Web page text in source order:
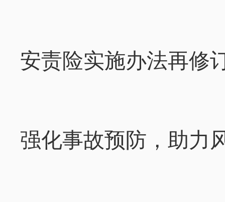
安责险实施办法再修
强化事故预防，助力